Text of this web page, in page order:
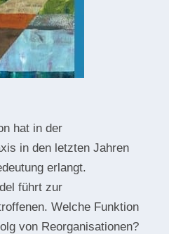
hat in der
in den letzten Jahren
erlangt.
führt zur
Welche Funktion
von Reorganisationen?